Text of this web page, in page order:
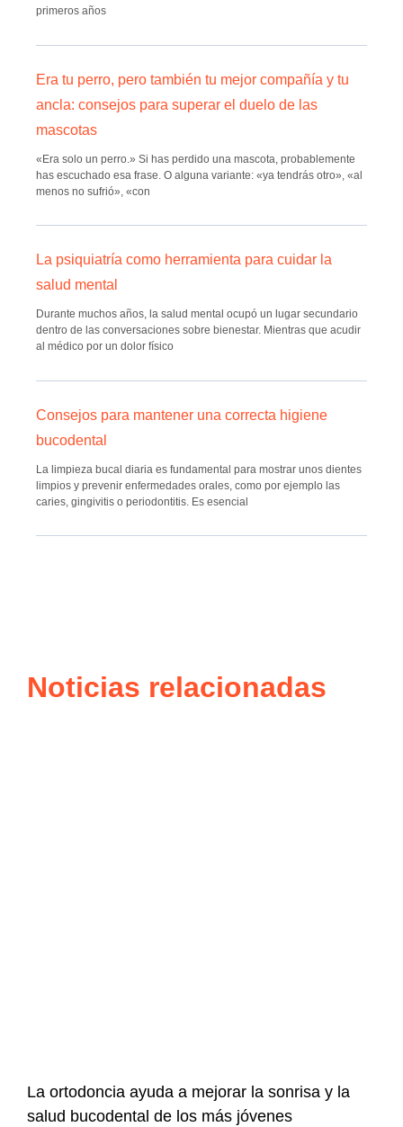
primeros años
Era tu perro, pero también tu mejor compañía y tu
ancla: consejos para superar el duelo de las
mascotas
«Era solo un perro.» Si has perdido una mascota, probablemente
has escuchado esa frase. O alguna variante: «ya tendrás otro», «al
menos no sufrió», «con
La psiquiatría como herramienta para cuidar la
salud mental
Durante muchos años, la salud mental ocupó un lugar secundario
dentro de las conversaciones sobre bienestar. Mientras que acudir
al médico por un dolor físico
Consejos para mantener una correcta higiene
bucodental
La limpieza bucal diaria es fundamental para mostrar unos dientes
limpios y prevenir enfermedades orales, como por ejemplo las
caries, gingivitis o periodontitis. Es esencial
Noticias relacionadas
La ortodoncia ayuda a mejorar la sonrisa y la
salud bucodental de los más jóvenes